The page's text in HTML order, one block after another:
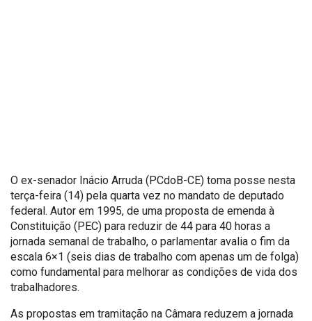
O ex-senador Inácio Arruda (PCdoB-CE) toma posse nesta
terça-feira (14) pela quarta vez no mandato de deputado
federal. Autor em 1995, de uma proposta de emenda à
Constituição (PEC) para reduzir de 44 para 40 horas a
jornada semanal de trabalho, o parlamentar avalia o fim da
escala 6×1 (seis dias de trabalho com apenas um de folga)
como fundamental para melhorar as condições de vida dos
trabalhadores.
As propostas em tramitação na Câmara reduzem a jornada